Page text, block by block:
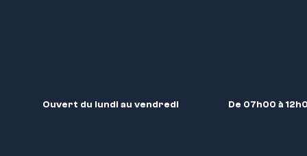
Ouvert du lundi au vendredi De 07h00 à